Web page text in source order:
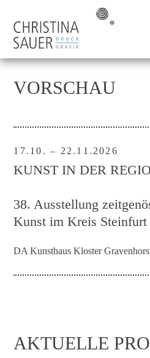
VORSCHAU
17.10. – 22.11.2026
KUNST IN DER
38. Ausstellung
Kunst im Kreis Steinfurt
DA Kunsthaus Kloster
AKTUELLE